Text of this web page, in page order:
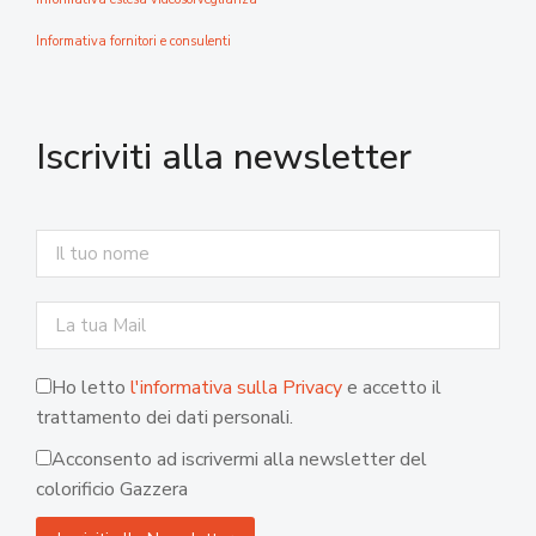
Informativa fornitori e consulenti
Iscriviti alla newsletter
Ho letto l'informativa sulla Privacye accetto il
trattamento dei dati personali.
Acconsento ad iscrivermi alla newsletter del
colorificio Gazzera